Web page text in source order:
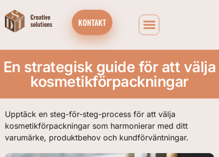
KONTAKT
En strategisk guide för att välja
kosmetikförpackningar
Upptäck en steg-för-steg-process för att välja
kosmetikförpackningar som harmonierar med ditt
varumärke, produktbehov och kundförväntningar.